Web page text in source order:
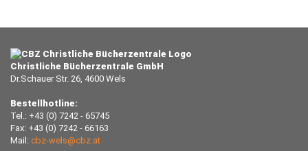
Christliche Bücherzentrale GmbH
Dr.Schauer Str. 26, 4600 Wels
Bestellhotline:
Tel.: +43 (0) 7242 - 65745
Fax: +43 (0) 7242 - 66163
Mail: cbz-wels@cbz.at